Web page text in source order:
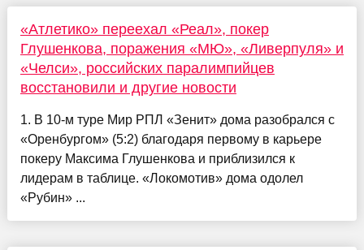
«Атлетико» переехал «Реал», покер
Глушенкова, поражения «МЮ», «Ливерпуля» и
«Челси», российских паралимпийцев
восстановили и другие новости
1. В 10-м туре Мир РПЛ «Зенит» дома разобрался с
«Оренбургом» (5:2) благодаря первому в карьере
покеру Максима Глушенкова и приблизился к
лидерам в таблице. «Локомотив» дома одолел
«Рубин» ...